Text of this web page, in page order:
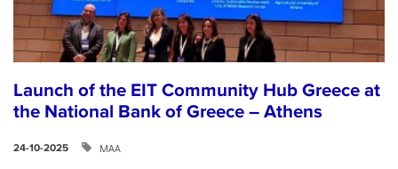
Launch of the EIT Community Hub Greece at
the National Bank of Greece – Athens
24-10-2025 ΜΑΑ